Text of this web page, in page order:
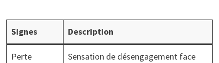
Signes Description
Perte
Sensation de désengagement face